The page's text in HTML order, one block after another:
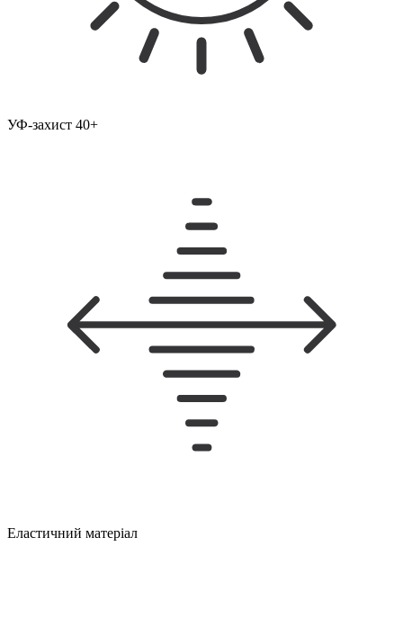
УФ-захист 40+
Еластичний матеріал